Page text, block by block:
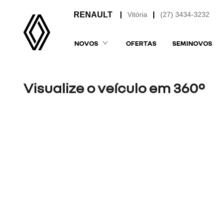
(27) 3434-3232
Vitória
NOVOS OFERTAS SEMINOVOS
Visualize o veículo em 360°